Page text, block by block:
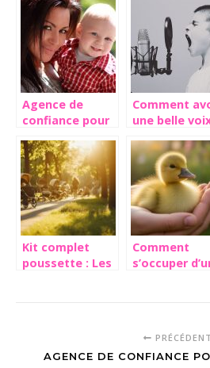
dentition ? Les
critères à
prendre en
compte
Agence de
confiance pour
enfants
Comment
une belle
Kit complet
poussette : Les
Comment
s’occuper
une
cohabitation
PRÉCÉDENT
AGENCE DE CONFIANCE